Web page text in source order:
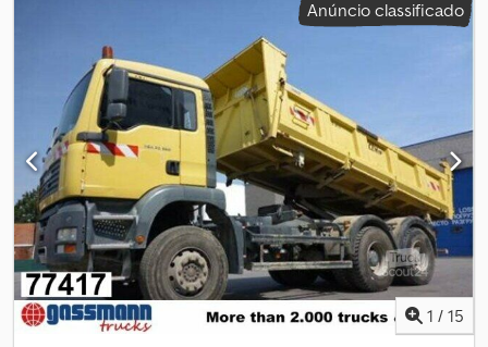
elétricos, rádio Dedpfxozbufce Ah Heck Equipamento: Betoneira
Cifa RY 1100, 10 m³ Tampa Ekos Horas de trabalho: não disponível
Acionada por motor auxiliar PBT: 33 toneladas Pneus: 1º eixo 30%,
2º eixo 30%, 3º eixo 30% Quilometragem: 309.858 km Primeiro
registo: 02-05-2007
Anúncio classificado
1 / 15